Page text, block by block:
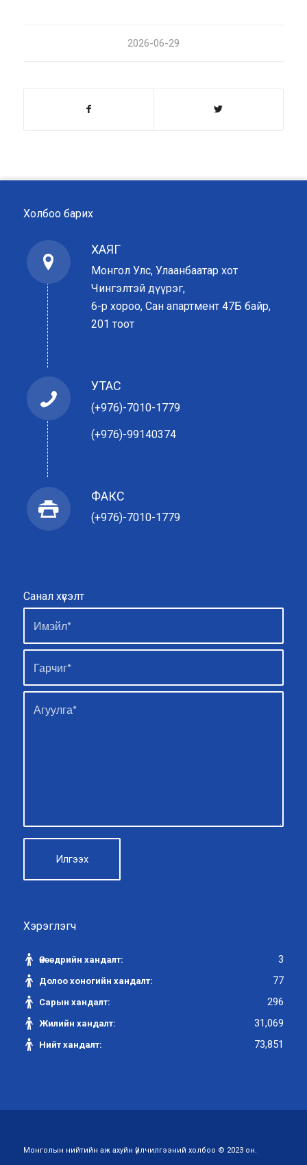
2026-06-29
Холбоо барих
ХАЯГ
Монгол Улс, Улаанбаатар хот
Чингэлтэй дүүрэг,
6-р хороо, Сан апартмент 47Б байр,
201 тоот
УТАС
(+976)-7010-1779
(+976)-99140374
ФАКС
(+976)-7010-1779
Санал хүсэлт
Хэрэглэгч
Өнөөдрийн хандалт: 3
Долоо хоногийн хандалт: 77
Сарын хандалт: 296
Жилийн хандалт: 31,069
Нийт хандалт: 73,851
Монголын нийтийн аж ахуйн үйлчилгээний холбоо © 2023 он.